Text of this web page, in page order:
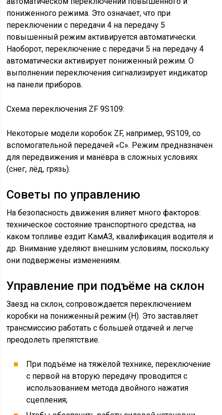
пониженного режима. Это означает, что при
переключении с передачи 4 на передачу 5
повышенный режим активируется автоматически.
Наоборот, переключение с передачи 5 на передачу 4
автоматически активирует пониженный режим. О
выполнении переключения сигнализирует индикатор
на панели приборов.
Схема переключения ZF 9S109:
Некоторые модели коробок ZF, например, 9S109, со
вспомогательной передачей «C». Режим предназначен
для передвижения и манёвра в сложных условиях
(снег, лёд, грязь).
Советы по управлению
На безопасность движения влияет много факторов:
техническое состояние транспортного средства, на
каком топливе ездит КамАЗ, квалификация водителя и
др. Внимание уделяют внешним условиям, поскольку
они подвержены изменениям.
Управление при подъёме на склон
Заезд на склон, сопровождается переключением
коробки на пониженный режим (Н). Это заставляет
трансмиссию работать с большей отдачей и легче
преодолеть препятствие.
При подъёме на тяжёлой технике, переключение
с первой на вторую передачу проводится с
использованием метода двойного нажатия
сцепления;